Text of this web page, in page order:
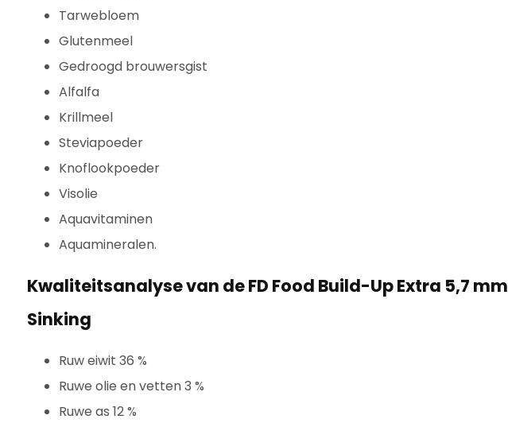
Tarwebloem
Glutenmeel
Gedroogd brouwersgist
Alfalfa
Krillmeel
Steviapoeder
Knoflookpoeder
Visolie
Aquavitaminen
Aquamineralen.
Kwaliteitsanalyse van de FD Food Build-Up Extra 5,7 mm
Sinking
Ruw eiwit 36 %
Ruwe olie en vetten 3 %
Ruwe as 12 %